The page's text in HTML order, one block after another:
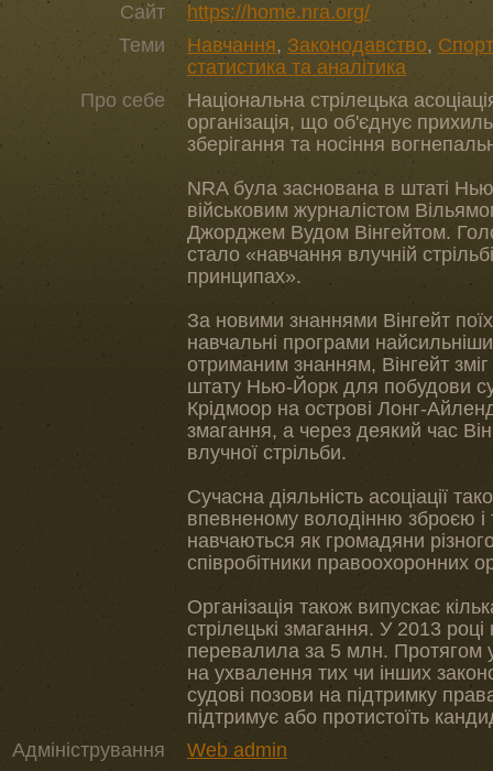
Сайт
https://home.nra.org/
Теми
Навчання, Законодавство,
статистика та аналітика
Про себе
Національна стрілецька
організація, що об'єднує
зберігання та носіння
NRA була заснована в штаті
військовим журналістом
Джорджем Вудом Вінгейтом.
стало «навчання влучній
принципах».
За новими знаннями Вінгейт
навчальні програми
отриманим знанням, Вінгейт
штату Нью-Йорк для побудови
Крідмоор на острові Лонг-
змагання, а через деякий час
влучної стрільби.
Сучасна діяльність асоціації
впевненому володінню зброєю і
навчаються як громадяни різного
співробітники правоохоронних
Організація також випускає
стрілецькі змагання. У 2013 році
перевалила за 5 млн. Протягом
на ухвалення тих чи інших
судові позови на підтримку
підтримує або протистоїть
Адміністрування
Web admin